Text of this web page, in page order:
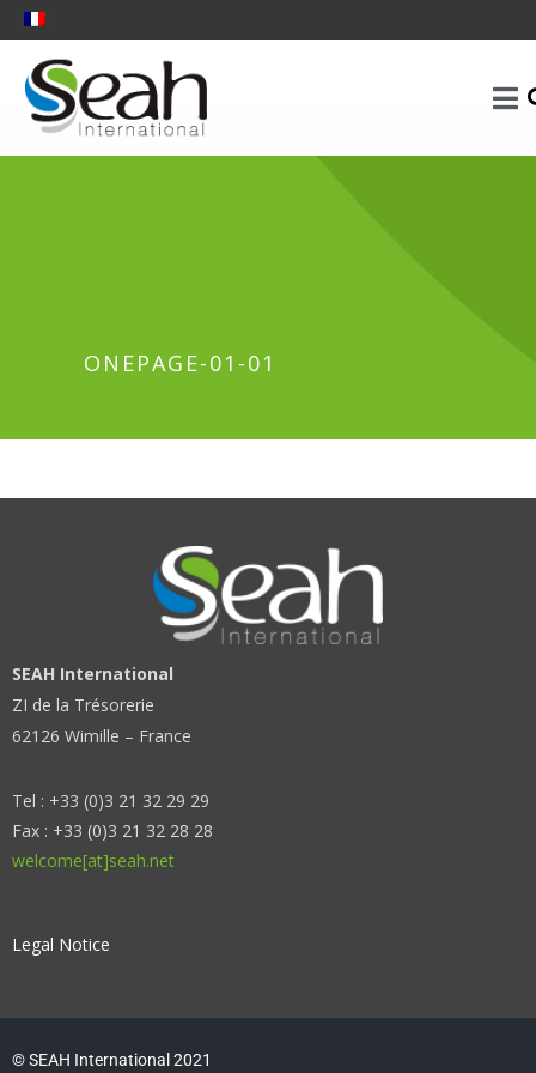
ONEPAGE-01-01
SEAH International
ZI de la Trésorerie
62126 Wimille – France
Tel : +33 (0)3 21 32 29 29
Fax : +33 (0)3 21 32 28 28
welcome[at]seah.net
Legal Notice
© SEAH International 2021